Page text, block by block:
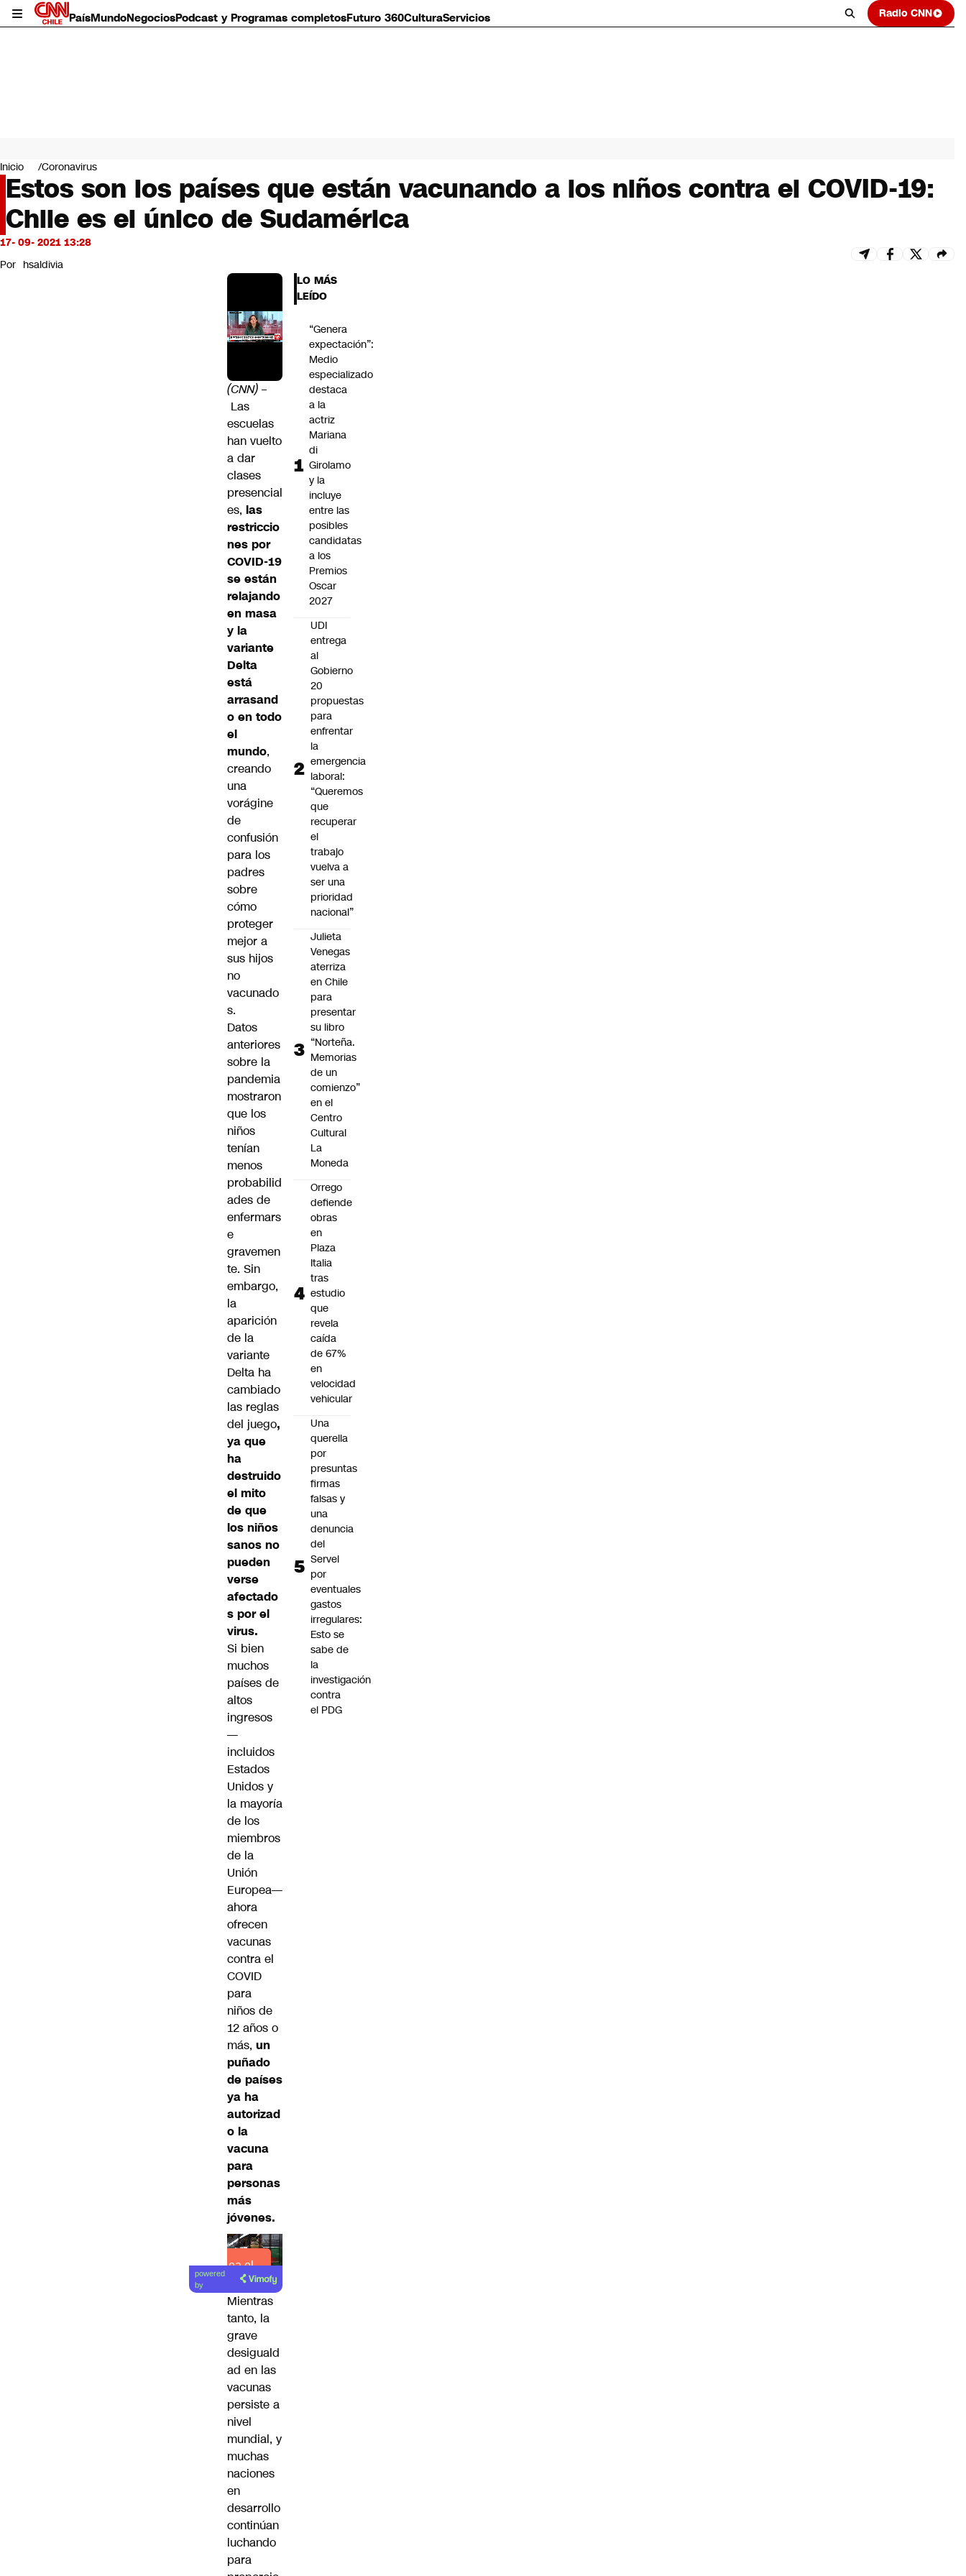
PaísMundoNegociosPodcast y Programas completosFuturo 360CulturaServicios Radio CNN
Mundo
Negocios
Deportes
Programas completos
Cultura
Servicios
Bits
CNN Data
Inicio Coronavirus
Estos son los países que están vacunando a los niños contra el COVID-19:
Chile es el único de Sudamérica
17- 09- 2021 13:28
Por hsaldivia
(CNN) –
Las
escuelas
han vuelto
a dar
clases
presencial
es, las
restriccio
nes por
COVID-19
se están
relajando
en masa
y la
variante
Delta
está
arrasand
o en todo
el
mundo,
creando
una
vorágine
de
confusión
para los
padres
sobre
cómo
proteger
mejor a
sus hijos
no
vacunado
s.
Datos
anteriores
sobre la
pandemia
mostraron
que los
niños
tenían
menos
probabilid
ades de
enfermars
e
gravemen
te. Sin
embargo,
la
aparición
de la
variante
Delta ha
cambiado
las reglas
del juego,
ya que
ha
destruido
el mito
de que
los niños
sanos no
pueden
verse
afectado
s por el
virus.
Si bien
muchos
países de
altos
ingresos
—
incluidos
Estados
Unidos y
la mayoría
de los
miembros
de la
Unión
Europea—
ahora
ofrecen
vacunas
contra el
COVID
para
niños de
12 años o
más, un
puñado
de países
ya ha
autorizad
o la
vacuna
para
personas
más
jóvenes.
Lea el
artículo
powered
by
Mientras
tanto, la
grave
desiguald
ad en las
vacunas
persiste a
nivel
mundial, y
muchas
naciones
en
desarrollo
continúan
luchando
para
LO MÁS
LEÍDO
“Genera
expectación”:
Medio
especializado
destaca
a la
actriz
Mariana
di
Girolamo
y la
incluye
entre las
posibles
candidatas
a los
Premios
Oscar
2027
UDI
entrega
al
Gobierno
20
propuestas
para
enfrentar
la
emergencia
laboral:
“Queremos
que
recuperar
el
trabajo
vuelva a
ser una
prioridad
nacional”
Julieta
Venegas
aterriza
en Chile
para
presentar
su libro
“Norteña.
Memorias
de un
comienzo”
en el
Centro
Cultural
La
Moneda
Orrego
defiende
obras
en
Plaza
Italia
tras
estudio
que
revela
caída
de 67%
en
velocidad
vehicular
Una
querella
por
presuntas
firmas
falsas y
una
denuncia
del
Servel
por
eventuales
gastos
irregulares:
Esto se
sabe de
la
investigación
contra
el PDG